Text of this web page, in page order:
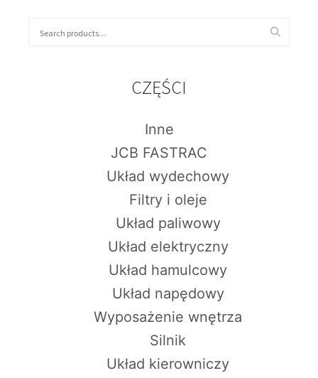
CZĘŚCI
Inne
JCB FASTRAC
Układ wydechowy
Filtry i oleje
Układ paliwowy
Układ elektryczny
Układ hamulcowy
Układ napędowy
Wyposażenie wnętrza
Silnik
Układ kierowniczy